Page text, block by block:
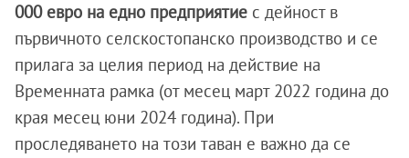
000 евро на едно предприятие с дейност в
първичното селскостопанско производство и се
прилага за целия период на действие на
Временната рамка (от месец март 2022 година до
края месец юни 2024 година). При
проследяването на този таван е важно да се